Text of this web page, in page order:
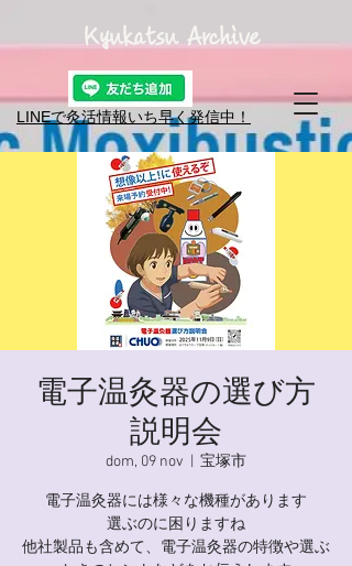
LINEで灸活情報​いち早く発信中！
Kyukatsu Archive
電子温灸器の選び方
説明会
dom, 09 nov 宝塚市
電子温灸器には様々な機種があります
選ぶのに困りますね
他社製品も含めて、電子温灸器の特徴や選ぶ